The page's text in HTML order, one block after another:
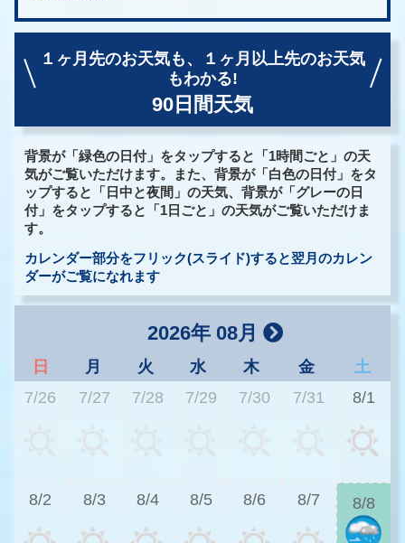
１ヶ月先のお天気も、
１ヶ月以上先のお天気
もわかる!
90日間天気
背景が「緑色の日付」をタップすると「1時間ごと」の天
気がご覧いただけます。また、背景が「白色の日付」をタ
ップすると「日中と夜間」の天気、背景が「グレーの日
付」をタップすると「1日ごと」の天気がご覧いただけま
す。
カレンダー部分をフリック(スライド)すると翌月のカレン
ダーがご覧になれます
2026年 08月
日 月 火 水 木 金
土
7/26
7/27 7/28 7/29 7/30 7/31 8/1
8/2 8/3 8/4 8/5 8/6 8/7 8/8